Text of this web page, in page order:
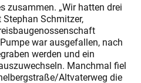
zusammen. „Wir hatten drei
Schmitzer,
war ausgefallen, nach
werden und ein
Manchmal fiel
Altvaterweg die